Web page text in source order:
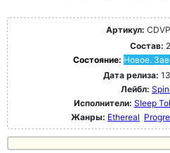
Артикул:
Состав:
Состояние: Новое.
Дата релиза:
Лейбл:
Исполнители: Sleep
Жанры: Ethereal